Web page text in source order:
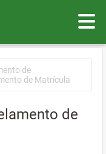
de
de Matrícula
de